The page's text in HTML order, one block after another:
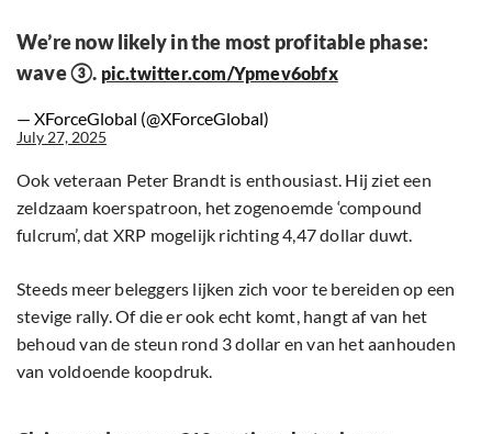
We’re now likely in the most profitable phase:
wave ③. pic.twitter.com/Ypmev6obfx
— XForceGlobal (@XForceGlobal)
July 27, 2025
Ook veteraan Peter Brandt is enthousiast. Hij ziet een
zeldzaam koerspatroon, het zogenoemde ‘compound
fulcrum’, dat XRP mogelijk richting 4,47 dollar duwt.
Steeds meer beleggers lijken zich voor te bereiden op een
stevige rally. Of die er ook echt komt, hangt af van het
behoud van de steun rond 3 dollar en van het aanhouden
van voldoende koopdruk.